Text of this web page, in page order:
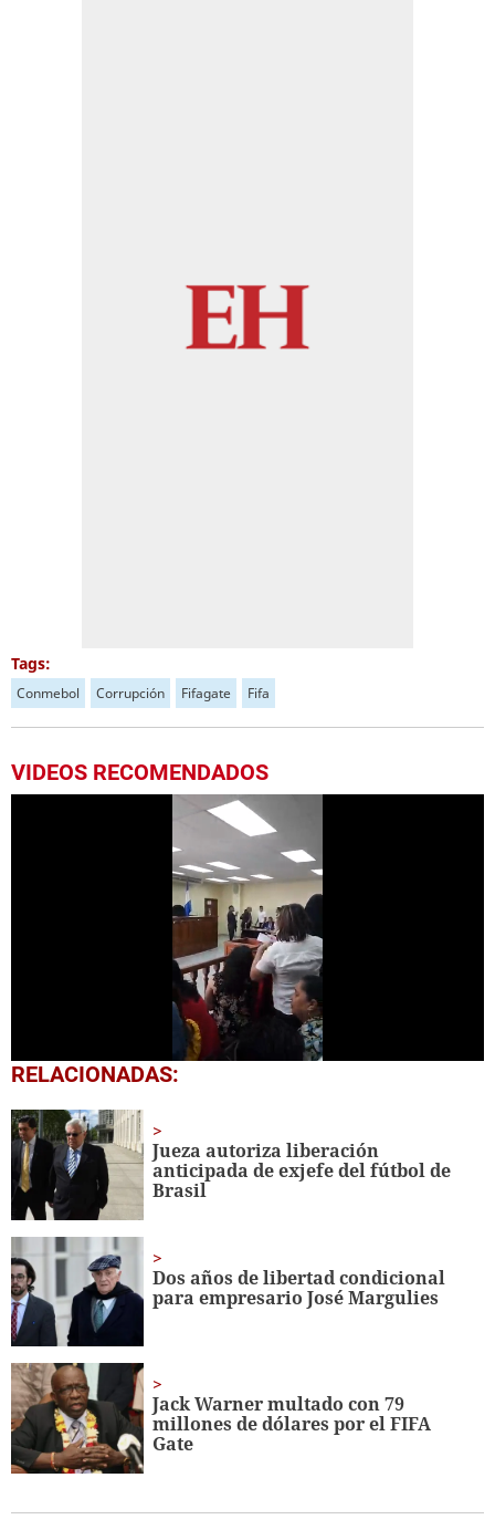
Tags:
Conmebol Corrupción Fifagate Fifa
VIDEOS RECOMENDADOS
0
seconds
12
minutes,
41
seconds
RELACIONADAS:
Jueza autoriza liberación
anticipada de exjefe del fútbol de
Brasil
Dos años de libertad condicional
para empresario José Margulies
Jack Warner multado con 79
millones de dólares por el FIFA
Gate